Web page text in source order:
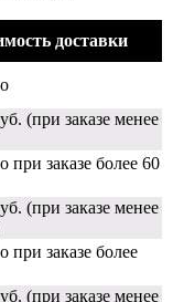
доставки
(при заказе менее
при заказе более 60
(при заказе менее
при заказе более
(при заказе менее